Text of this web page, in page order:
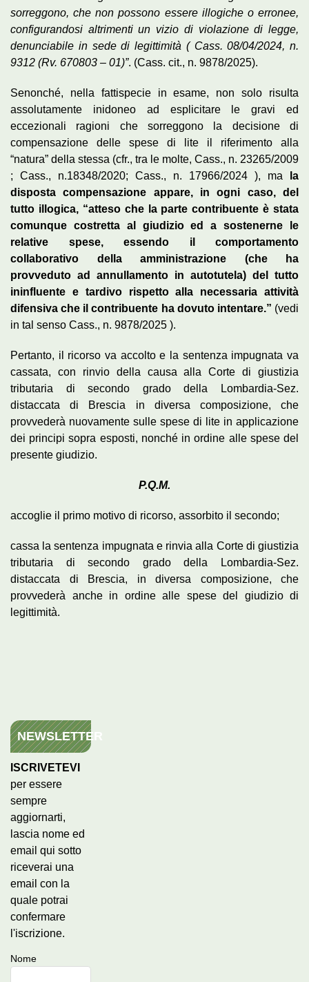
sorreggono, che non possono essere illogiche o erronee,
configurandosi altrimenti un vizio di violazione di legge,
denunciabile in sede di legittimità ( Cass. 08/04/2024, n.
9312 (Rv. 670803 – 01)”. (Cass. cit., n. 9878/2025).
Senonché, nella fattispecie in esame, non solo risulta
assolutamente inidoneo ad esplicitare le gravi ed
eccezionali ragioni che sorreggono la decisione di
compensazione delle spese di lite il riferimento alla
“natura” della stessa (cfr., tra le molte, Cass., n. 23265/2009
; Cass., n.18348/2020; Cass., n. 17966/2024 ), ma
la
disposta compensazione appare, in ogni caso, del
tutto illogica, “atteso che la parte contribuente è stata
comunque costretta al giudizio ed a sostenerne le
relative spese, essendo il comportamento
collaborativo della amministrazione (che ha
provveduto ad annullamento in autotutela) del tutto
ininfluente e tardivo rispetto alla necessaria attività
difensiva che il contribuente ha dovuto intentare.” (vedi
in tal senso Cass., n. 9878/2025 ).
Pertanto, il ricorso va accolto e la sentenza impugnata va
cassata, con rinvio della causa alla Corte di giustizia
tributaria di secondo grado della Lombardia-Sez.
distaccata di Brescia in diversa composizione, che
provvederà nuovamente sulle spese di lite in applicazione
dei principi sopra esposti, nonché in ordine alle spese del
presente giudizio.
P.Q.M.
accoglie il primo motivo di ricorso, assorbito il secondo;
cassa la sentenza impugnata e rinvia alla Corte di giustizia
tributaria di secondo grado della Lombardia-Sez.
distaccata di Brescia, in diversa composizione, che
provvederà anche in ordine alle spese del giudizio di
legittimità.
NEWSLETTER
ISCRIVETEVI
per essere
sempre
aggiornarti,
lascia nome ed
email qui sotto
riceverai una
email con la
quale potrai
confermare
l'iscrizione.
Nome